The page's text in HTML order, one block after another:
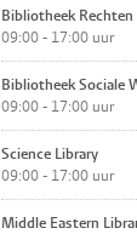
Bibliotheek Rechten
09:00 - 17:00 uur
Bibliotheek Sociale
09:00 - 17:00 uur
Science Library
09:00 - 17:00 uur
Middle Eastern